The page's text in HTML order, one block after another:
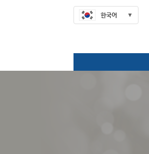
한국어